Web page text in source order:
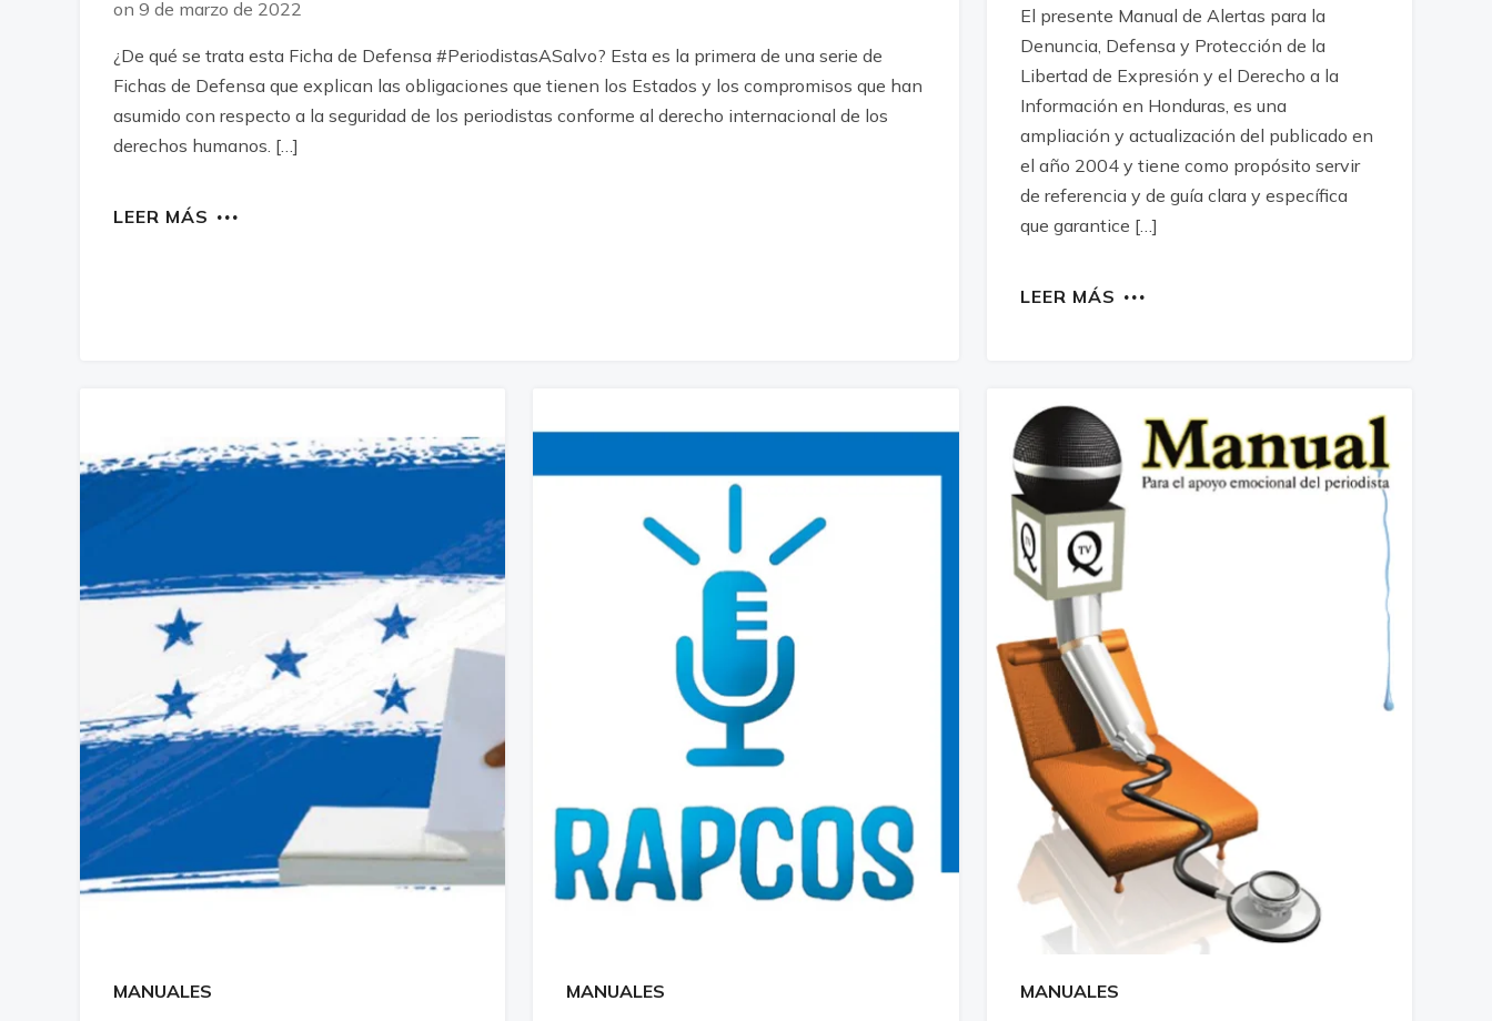
on 9 de marzo de 2022
¿De qué se trata esta Ficha de Defensa #PeriodistasASalvo? Esta es la primera de una serie de
Fichas de Defensa que explican las obligaciones que tienen los Estados y los compromisos que han
asumido con respecto a la seguridad de los periodistas conforme al derecho internacional de los
derechos humanos. […]
LEER MÁS
El presente Manual de Alertas para la
Denuncia, Defensa y Protección de la
Libertad de Expresión y el Derecho a la
Información en Honduras, es una
ampliación y actualización del publicado en
el año 2004 y tiene como propósito servir
de referencia y de guía clara y específica
que garantice […]
LEER MÁS
MANUALES MANUALES MANUALES